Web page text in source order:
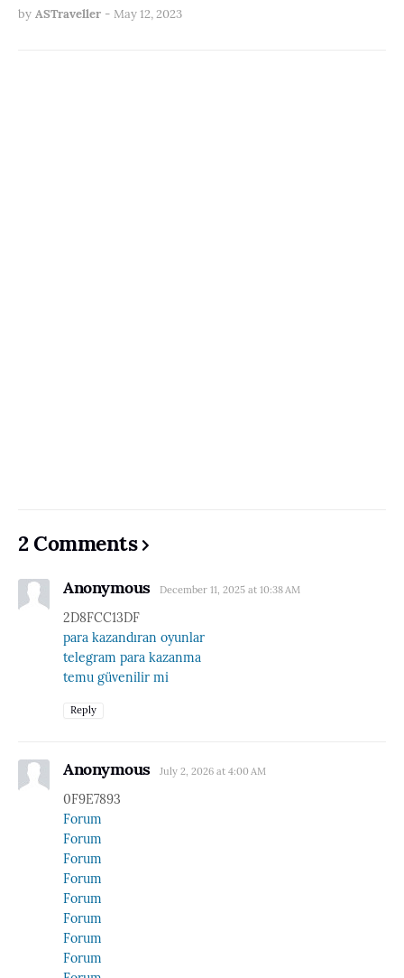
by ASTraveller - May 12, 2023
2 Comments
Anonymous December 11, 2025 at 10:38 AM
2D8FCC13DF
para kazandıran oyunlar
telegram para kazanma
temu güvenilir mi
Reply
Anonymous July 2, 2026 at 4:00 AM
0F9E7893
Forum
Forum
Forum
Forum
Forum
Forum
Forum
Forum